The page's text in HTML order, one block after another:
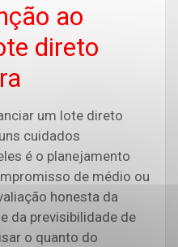
ao
direto
um lote direto
cuidados
é o planejamento
de médio ou
honesta da
da previsibilidade de
o quanto do